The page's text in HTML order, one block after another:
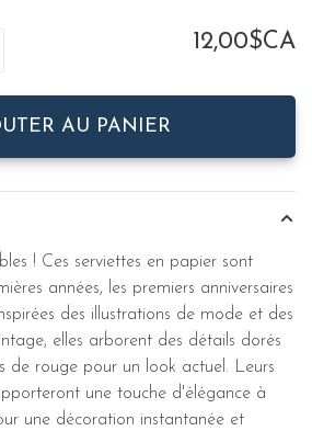
12,00$CA
AU PANIER
! Ces serviettes en papier sont
années, les premiers anniversaires
des illustrations de mode et des
elles arborent des détails dorés
de rouge pour un look actuel. Leurs
une touche d'élégance à
une décoration instantanée et